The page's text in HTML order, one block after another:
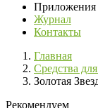
Приложения
Журнал
Контакты
Главная
Средства
Золотая
Рекомендуем